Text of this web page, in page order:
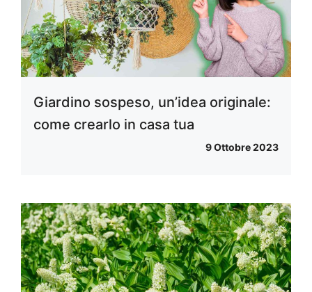
Giardino sospeso, un’idea originale:
come crearlo in casa tua
9 Ottobre 2023